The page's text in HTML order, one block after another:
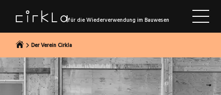
springen
für die Wiederverwendung im Bauwesen
Der Verein Cirkla